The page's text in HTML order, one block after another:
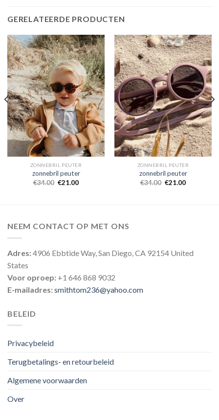
GERELATEERDE PRODUCTEN
ZONNEBRIL PEUTER
zonnebril peuter
€34.00 €21.00
ZONNEBRIL PEUTER
zonnebril peuter
€34.00 €21.00
NEEM CONTACT OP MET ONS
Adres:4906 Ebbtide Way, San Diego, CA 92154 United
States
Voor oproep: +1 646 868 9032
E-mailadres:smithtom236@yahoo.com
BELEID
Privacybeleid
Terugbetalings- en retourbeleid
Algemene voorwaarden
Over